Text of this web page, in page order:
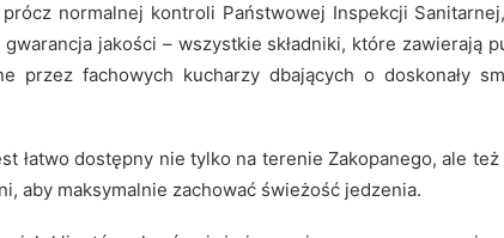
normalnej kontroli Państwowej Inspekcji
gwarancja jakości – wszystkie składniki, które zawierają
przez fachowych kucharzy dbających o doskonały
łatwo dostępny nie tylko na terenie Zakopanego, ale
aby maksymalnie zachować świeżość jedzenia.